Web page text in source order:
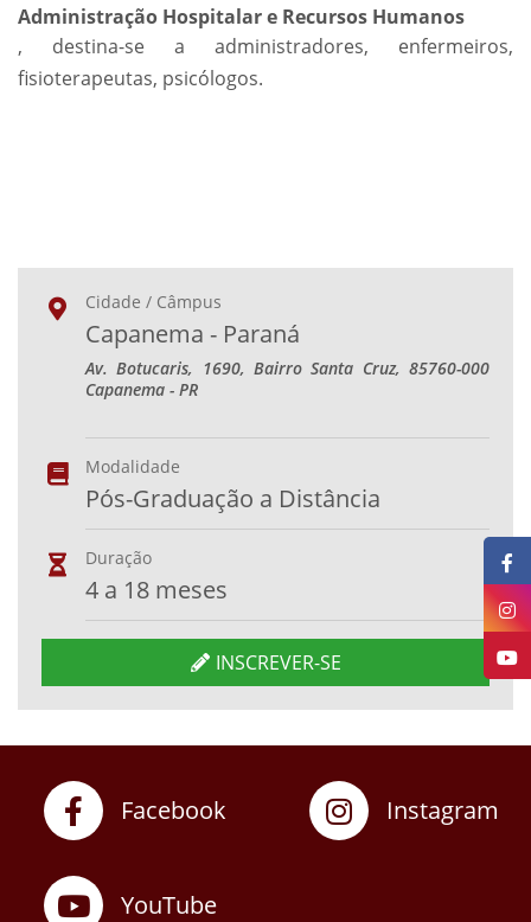
Administração Hospitalar e Recursos Humanos
, destina-se a administradores, enfermeiros,
fisioterapeutas, psicólogos.
Cidade / Câmpus
Capanema - Paraná
Av. Botucaris, 1690, Bairro Santa Cruz, 85760-000
Capanema - PR
Modalidade
Pós-Graduação a Distância
Duração
4 a 18 meses
INSCREVER-SE
Facebook Instagram
YouTube